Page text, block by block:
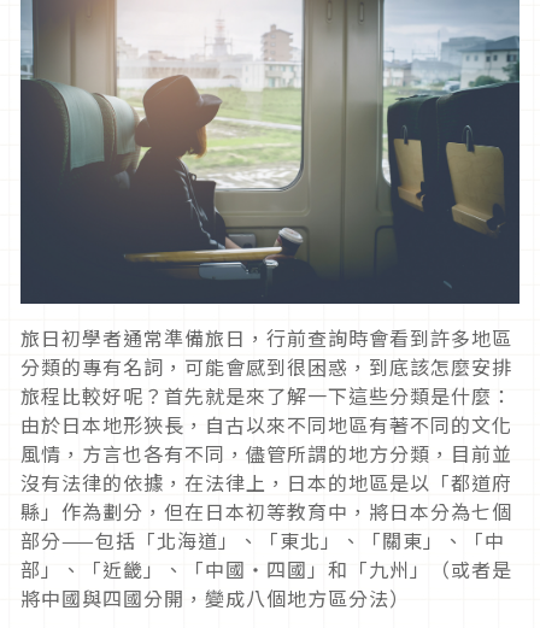
旅日初學者通常準備旅日，行前查詢時會看到許多地區
分類的專有名詞，可能會感到很困惑，到底該怎麼安排
旅程比較好呢？首先就是來了解一下這些分類是什麼：
由於日本地形狹長，自古以來不同地區有著不同的文化
風情，方言也各有不同，儘管所謂的地方分類，目前並
沒有法律的依據，在法律上，日本的地區是以「都道府
縣」作為劃分，但在日本初等教育中，將日本分為七個
部分——包括「北海道」、「東北」、「關東」、「中
部」、「近畿」、「中國・四國」和「九州」（或者是
將中國與四國分開，變成八個地方區分法）